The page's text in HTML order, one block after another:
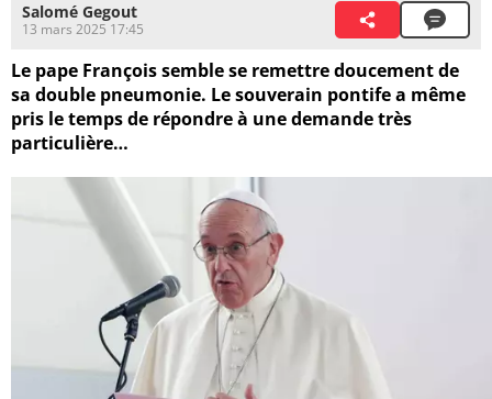
Salomé Gegout
13 mars 2025 17:45
Le pape François semble se remettre doucement de
sa double pneumonie. Le souverain pontife a même
pris le temps de répondre à une demande très
particulière…